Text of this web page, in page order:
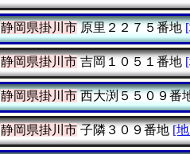
静岡県掛川市原里２２７５番地
静岡県掛川市吉岡１０５１番地
静岡県掛川市西大渕５５０９番
静岡県掛川市子隣３０９番地 [